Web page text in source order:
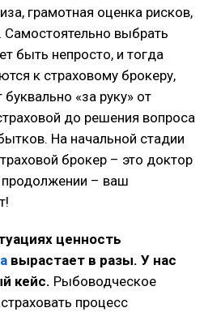
грамотная оценка рисков,
Самостоятельно выбрать
быть непросто, и тогда
к страховому брокеру,
«за руку» от
до решения вопроса
На начальной стадии
брокер – это доктор
– ваш
ценность
вырастает в разы. У нас
кейс. Рыбоводческое
процесс